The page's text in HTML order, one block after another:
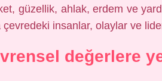
güzellik, ahlak, erdem ve
çevredeki insanlar, olaylar ve
değerlere